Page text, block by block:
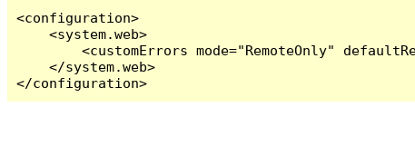
<configuration>
    <system.web>
<customErrors mode="RemoteOnly"
    </system.web>
</configuration>